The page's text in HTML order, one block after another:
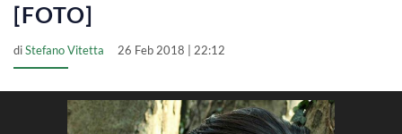
[FOTO]
diStefano Vitetta 26 Feb 2018 | 22:12